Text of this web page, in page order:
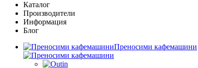
Каталог
Производители
Информация
Блог
Преносими кафемашини